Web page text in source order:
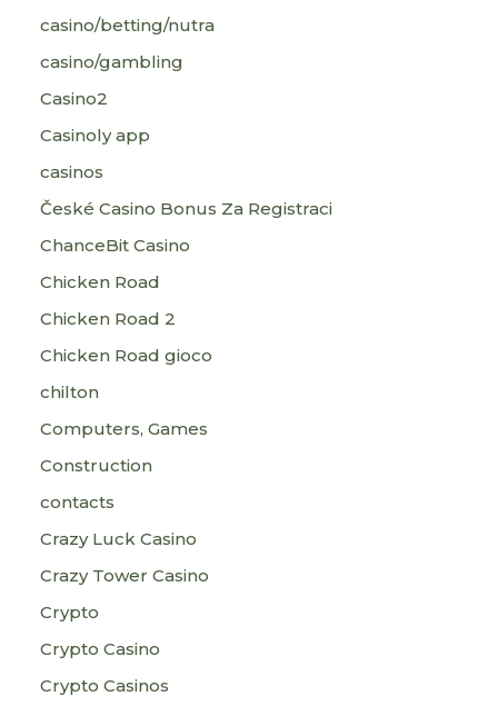
casino/betting/nutra
casino/gambling
Casino2
Casinoly app
casinos
České Casino Bonus Za Registraci
ChanceBit Casino
Chicken Road
Chicken Road 2
Chicken Road gioco
chilton
Computers, Games
Construction
contacts
Crazy Luck Casino
Crazy Tower Сasino
Crypto
Crypto Casino
Crypto Casinos